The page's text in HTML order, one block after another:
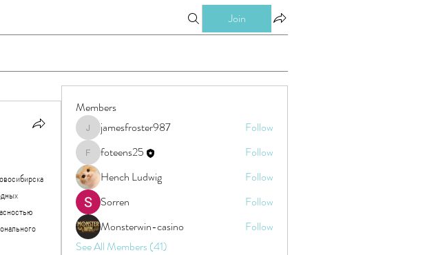
Join
Members
jamesfroster987
jamesfroster987 Follow
foteens25
foteens25
Follow
Hench Ludwig
Follow
Sorren
Follow
Monsterwin-casino
Follow
See All Members (41)